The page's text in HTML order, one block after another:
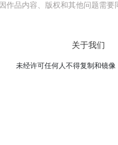
作品内容、版权和其他问题需
关于我们
未经许可任何人不得复制和镜